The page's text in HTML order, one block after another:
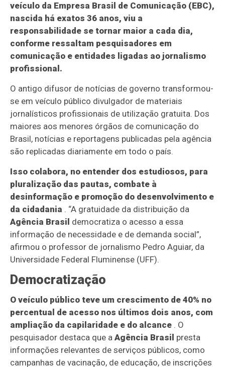
veículo da Empresa Brasil de Comunicação (EBC),
nascida há exatos 36 anos, viu a
responsabilidade se tornar maior a cada dia,
conforme ressaltam pesquisadores em
comunicação e entidades ligadas ao jornalismo
profissional.
O antigo difusor de notícias de governo transformou-
se em veículo público divulgador de materiais
jornalísticos profissionais de utilização gratuita. Dos
maiores aos menores órgãos de comunicação do
Brasil, notícias e reportagens publicadas pela agência
são replicadas diariamente em todo o país.
Isso colabora, no entender dos estudiosos, para
pluralização das pautas, combate à
desinformação e promoção do desenvolvimento e
da cidadania . “A gratuidade da distribuição da
Agência Brasil democratiza o acesso a essa
informação de necessidade e de demanda social”,
afirmou o professor de jornalismo Pedro Aguiar, da
Universidade Federal Fluminense (UFF).
Democratização
O veículo público teve um crescimento de 40% no
percentual de acesso nos últimos dois anos, com
ampliação da capilaridade e do alcance . O
pesquisador destaca que aAgência Brasil presta
informações relevantes de serviços públicos, como
campanhas de vacinação, de educação, de inscrições